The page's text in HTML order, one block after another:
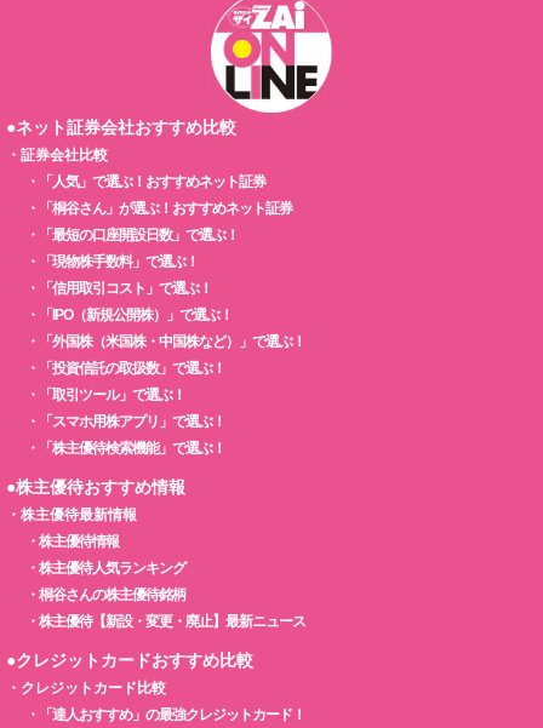
●ネット証券会社おすすめ比較
・ 証券会社比較
・
「人気」で選ぶ！おすすめネット証券
・
「桐谷さん」が選ぶ！おすすめネット証券
・
「最短の口座開設日数」で選ぶ！
・
「現物株手数料」で選ぶ！
・
「信用取引コスト」で選ぶ！
・
「IPO（新規公開株）」で選ぶ！
・
「外国株（米国株・中国株など）」で選ぶ！
・
「投資信託の取扱数」で選ぶ！
・
「取引ツール」で選ぶ！
・
「スマホ用株アプリ」で選ぶ！
・
「株主優待検索機能」で選ぶ！
●株主優待おすすめ情報
・ 株主優待最新情報
・ 株主優待情報
・ 株主優待人気ランキング
・ 桐谷さんの株主優待銘柄
・ 株主優待【新設・変更・廃止】最新ニュース
●クレジットカードおすすめ比較
・ クレジットカード比較
・
「達人おすすめ」の最強クレジットカード！